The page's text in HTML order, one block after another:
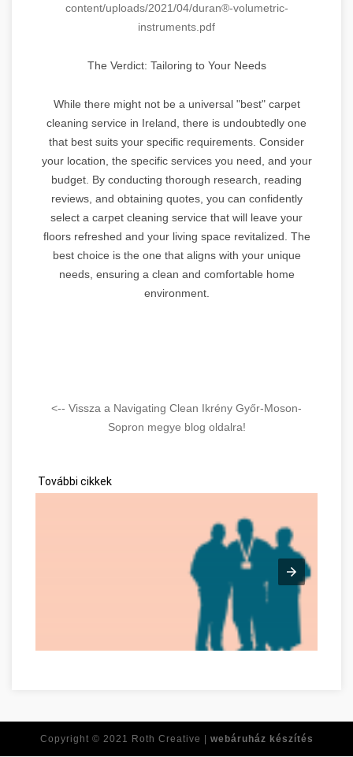
content/uploads/2021/04/duran®-volumetric-
instruments.pdf
The Verdict: Tailoring to Your Needs
While there might not be a universal "best" carpet
cleaning service in Ireland, there is undoubtedly one
that best suits your specific requirements. Consider
your location, the specific services you need, and your
budget. By conducting thorough research, reading
reviews, and obtaining quotes, you can confidently
select a carpet cleaning service that will leave your
floors refreshed and your living space revitalized. The
best choice is the one that aligns with your unique
needs, ensuring a clean and comfortable home
environment.
<-- Vissza a Navigating Clean Ikrény Győr-Moson-
Sopron megye blog oldalra!
További cikkek
Copyright © 2021 Roth Creative | webáruház készítés